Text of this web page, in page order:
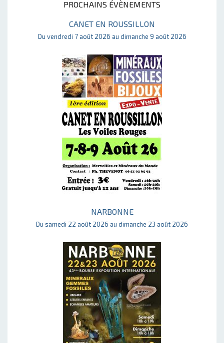
PROCHAINS ÉVÈNEMENTS
CANET EN ROUSSILLON
Du vendredi 7 août 2026 au dimanche 9 août 2026
NARBONNE
Du samedi 22 août 2026 au dimanche 23 août 2026